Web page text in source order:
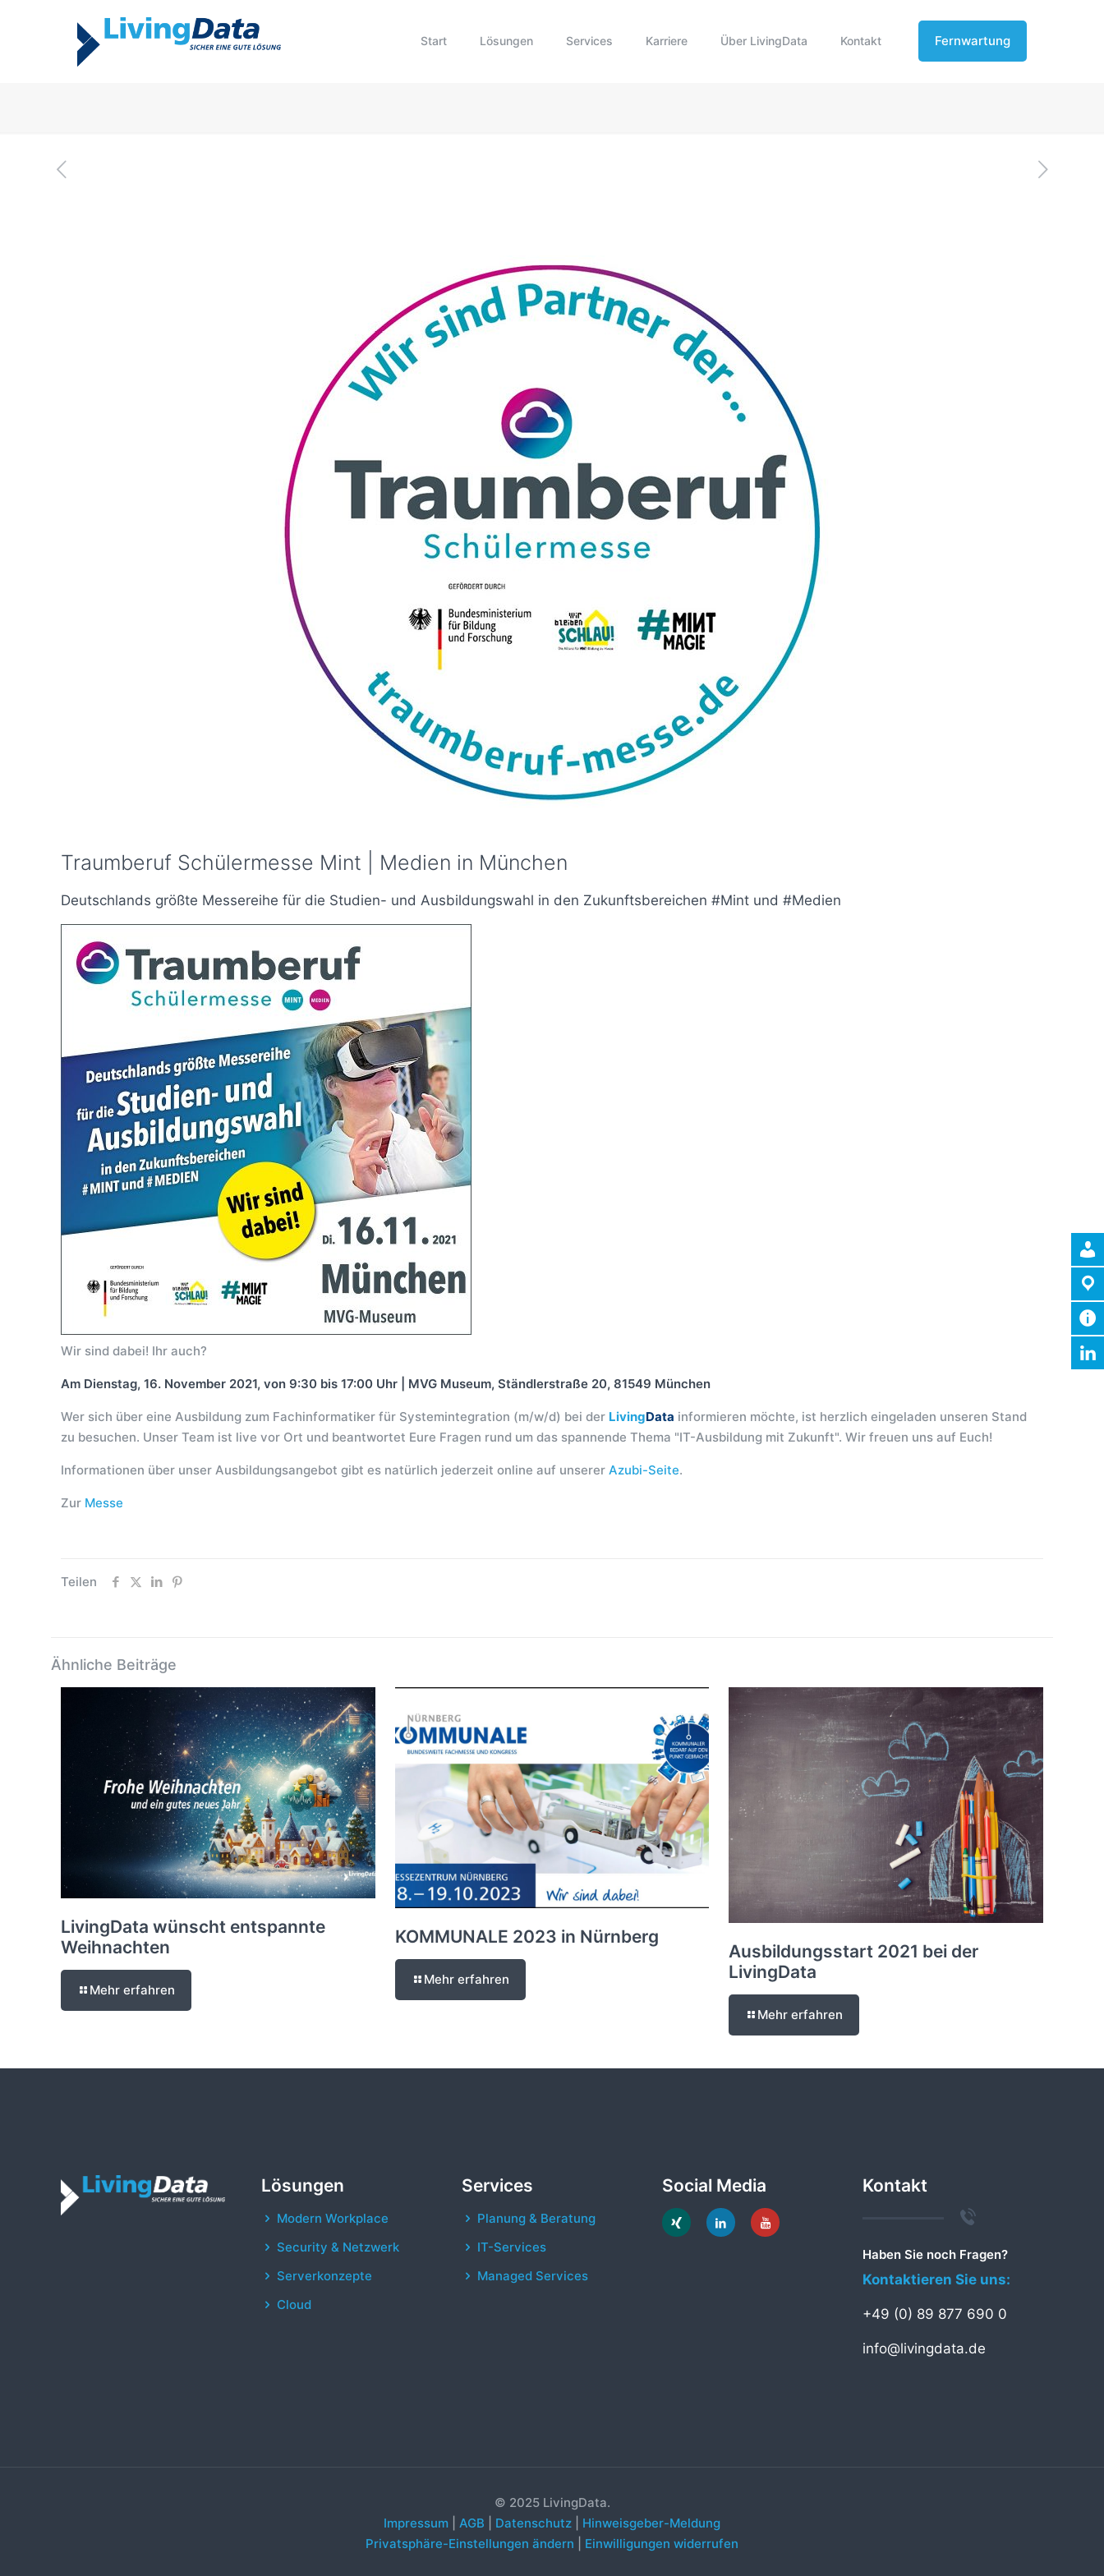
Start Lösungen Services Karriere Über LivingData Kontakt Fernwartung
Traumberuf Schülermesse Mint | Medien in München
Deutschlands größte Messereihe für die Studien- und Ausbildungswahl in den Zukunftsbereichen #Mint und #Medien
Wir sind dabei! Ihr auch?
Am Dienstag, 16. November 2021, von 9:30 bis 17:00 Uhr | MVG Museum, Ständlerstraße 20, 81549 München
Wer sich über eine Ausbildung zum Fachinformatiker für Systemintegration (m/w/d) bei der LivingData informieren möchte, ist herzlich eingeladen unseren Stand
zu besuchen. Unser Team ist live vor Ort und beantwortet Eure Fragen rund um das spannende Thema "IT-Ausbildung mit Zukunft". Wir freuen uns auf Euch!
Informationen über unser Ausbildungsangebot gibt es natürlich jederzeit online auf unserer Azubi-Seite.
Zur Messe
Teilen
Ähnliche Beiträge
LivingData wünscht entspannte
Weihnachten
Mehr erfahren
KOMMUNALE 2023 in Nürnberg
Mehr erfahren
Ausbildungsstart 2021 bei der
LivingData
Mehr erfahren
Lösungen
Modern Workplace
Security & Netzwerk
Serverkonzepte
Cloud
Services
Planung & Beratung
IT-Services
Managed Services
Social Media Kontakt
Haben Sie noch Fragen?
Kontaktieren Sie uns:
+49 (0) 89 877 690 0
info@livingdata.de
© 2025 LivingData.
Impressum
AGB Datenschutz
Hinweisgeber-Meldung
Privatsphäre-Einstellungen ändern
Einwilligungen widerrufen